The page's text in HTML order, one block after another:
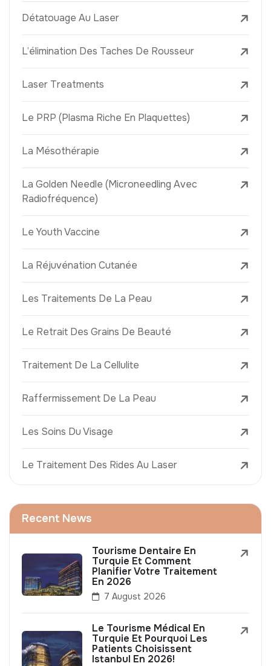
Détatouage Au Laser
L’élimination Des Taches De Rousseur
Laser Treatments
Le PRP (Plasma Riche En Plaquettes)
La Mésothérapie
La Golden Needle (Microneedling Avec
Radiofréquence)
Le Youth Vaccine
La Réjuvénation Cutanée
Les Traitements De La Peau
Le Retrait Des Grains De Beauté
Traitement De La Cellulite
Raffermissement De La Peau
Les Soins Du Visage
Le Traitement Des Rides Au Laser
Recent News
Tourisme Dentaire En
Turquie Et Comment
Planifier Votre Traitement
En 2026
7 August 2026
Le Tourisme Médical En
Turquie Et Pourquoi Les
Patients Choisissent
Istanbul En 2026!